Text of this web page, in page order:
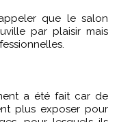
que le salon
par plaisir mais
a été fait car de
plus exposer pour